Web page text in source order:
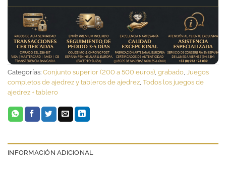
Categorías: Conjunto superior (200 a 500 euros), grabado, Juegos
completos de ajedrez y tableros de ajedrez, Todos los juegos de
ajedrez + tablero
INFORMACIÓN ADICIONAL